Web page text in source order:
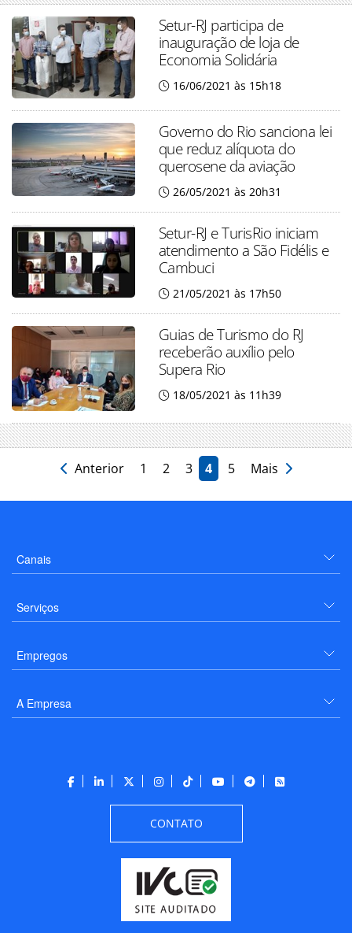
Setur-RJ participa de
inauguração de loja de
Economia Solidária
16/06/2021 às 15h18
Governo do Rio sanciona lei
que reduz alíquota do
querosene da aviação
26/05/2021 às 20h31
Setur-RJ e TurisRio iniciam
atendimento a São Fidélis e
Cambuci
21/05/2021 às 17h50
Guias de Turismo do RJ
receberão auxílio pelo
Supera Rio
18/05/2021 às 11h39
Anterior 1 2 3 4 5 Mais
Canais
Serviços
Empregos
A Empresa
CONTATO